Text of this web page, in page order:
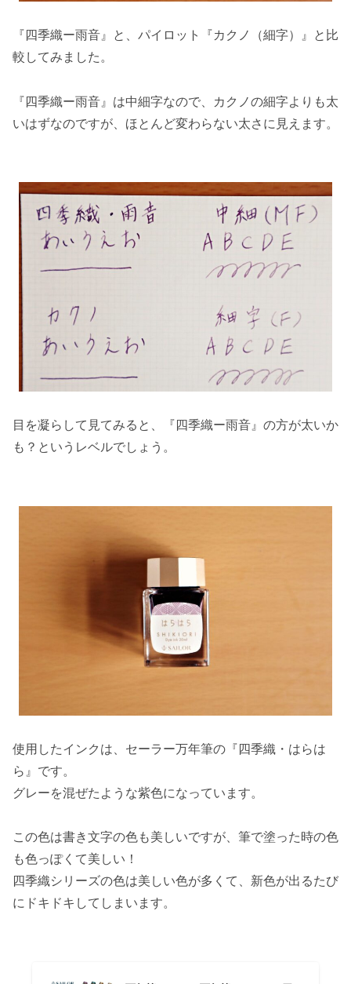
『四季織ー雨音』と、パイロット『カクノ（細字）』と比
較してみました。
『四季織ー雨音』は中細字なので、カクノの細字よりも太
いはずなのですが、ほとんど変わらない太さに見えます。
目を凝らして見てみると、『四季織ー雨音』の方が太いか
も？というレベルでしょう。
使用したインクは、セーラー万年筆の『四季織・はらは
ら』です。
グレーを混ぜたような紫色になっています。
この色は書き文字の色も美しいですが、筆で塗った時の色
も色っぽくて美しい！
四季織シリーズの色は美しい色が多くて、新色が出るたび
にドキドキしてしまいます。